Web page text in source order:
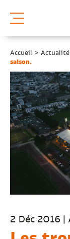
Accueil >
saison.
2 Déc 2016